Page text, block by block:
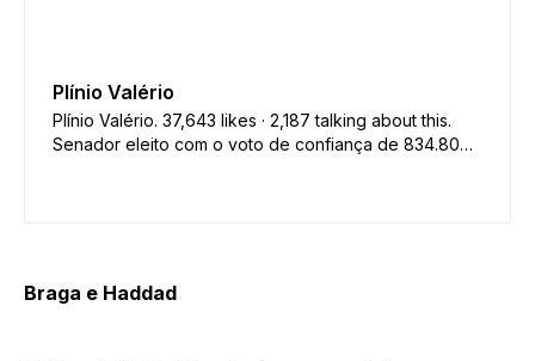
Plínio Valério
Plínio Valério. 37,643 likes · 2,187 talking about this.
Senador eleito com o voto de confiança de 834.809
Braga e Haddad